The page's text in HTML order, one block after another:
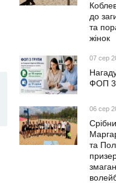
до
та
жінок
07 сер
ФОП 3
06 сер
та